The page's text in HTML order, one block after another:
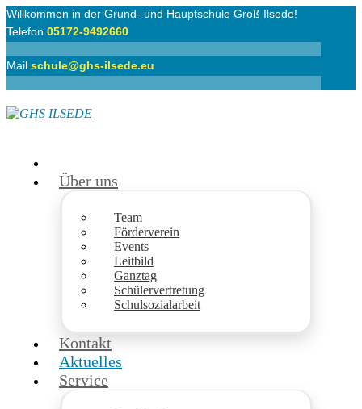
Willkommen in der Grund- und Hauptschule Groß Ilsede!
Telefon 05172-9492660
Mail schule@ghs-ilsede.eu
Über uns
Team
Förderverein
Events
Leitbild
Ganztag
Schülervertretung
Schulsozialarbeit
Kontakt
Aktuelles
Service